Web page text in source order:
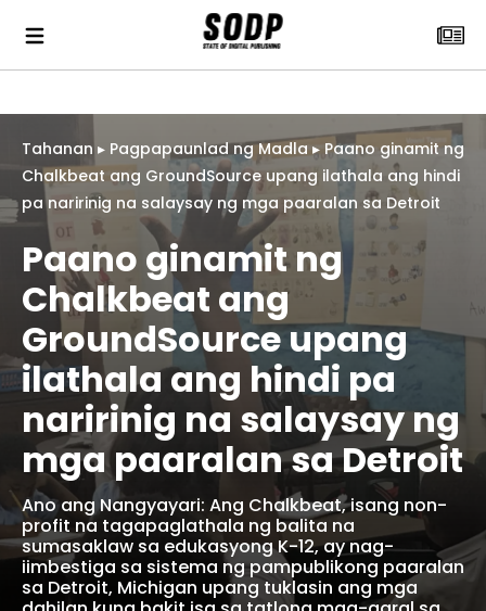
Tahanan ▸ Pagpapaunlad ng Madla ▸ Paano ginamit ng
Chalkbeat ang GroundSource upang ilathala ang hindi
pa naririnig na salaysay ng mga paaralan sa Detroit
Paano ginamit ng
Chalkbeat ang
GroundSource upang
ilathala ang hindi pa
naririnig na salaysay ng
mga paaralan sa Detroit
Ano ang Nangyayari: Ang Chalkbeat, isang non-
profit na tagapaglathala ng balita na
sumasaklaw sa edukasyong K-12, ay nag-
iimbestiga sa sistema ng pampublikong paaralan
sa Detroit, Michigan upang tuklasin ang mga